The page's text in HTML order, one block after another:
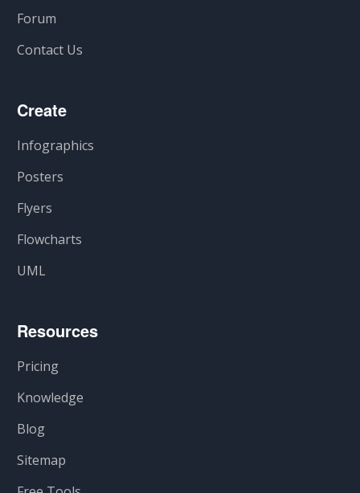
Forum
Contact Us
Create
Infographics
Posters
Flyers
Flowcharts
UML
Resources
Pricing
Knowledge
Blog
Sitemap